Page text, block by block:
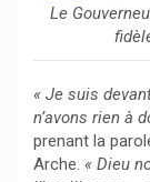
Le
« Je suis
n’avons rien à
prenant la
Arche. « Dieu